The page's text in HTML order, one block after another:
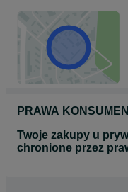
PRAWA
Twoje zakupy u
chronione przez